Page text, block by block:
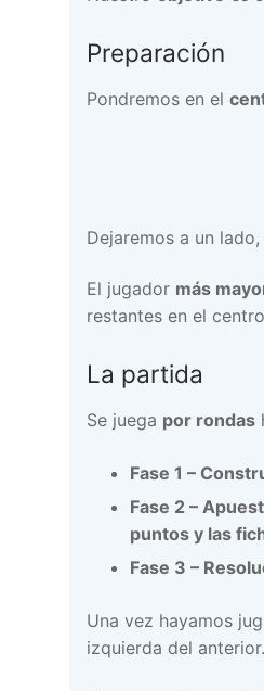
Preparación
Pondremos en el
Dejaremos a un lado,
El jugador más
restantes en el
La partida
Se juega por rondas
Fase 1 –
Fase 2 –
puntos y las
Fase 3 –
Una vez hayamos
izquierda del anterior.